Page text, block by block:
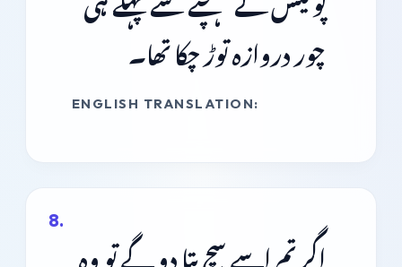
چور دروازہ توڑ چکا تھا۔
ENGLISH TRANSLATION:
اگر تم اسے سچ بتا دو گے تو وہ